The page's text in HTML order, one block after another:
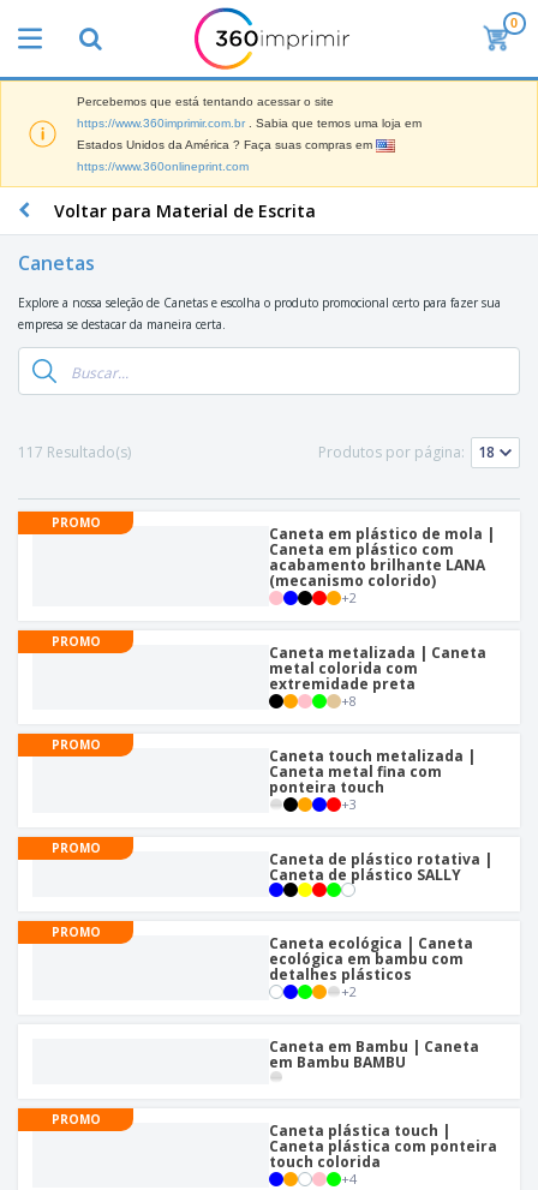
0
Percebemos que está tentando acessar o site
https://www.360imprimir.com.br
. Sabia que temos uma loja em
Estados Unidos da América ? Faça suas compras em
https://www.360onlineprint.com
Voltar para Material de Escrita
Canetas
Explore a nossa seleção de Canetas e escolha o produto promocional certo para fazer sua
empresa se destacar da maneira certa.
117 Resultado(s) Produtos por página:
PROMO
Caneta em plástico de mola |
Caneta em plástico com
acabamento brilhante LANA
(mecanismo colorido)
+2
PROMO
Caneta metalizada | Caneta
metal colorida com
extremidade preta
+8
PROMO
Caneta touch metalizada |
Caneta metal fina com
ponteira touch
+3
PROMO
Caneta de plástico rotativa |
Caneta de plástico SALLY
PROMO
Caneta ecológica | Caneta
ecológica em bambu com
detalhes plásticos
+2
Caneta em Bambu | Caneta
em Bambu BAMBU
PROMO
Caneta plástica touch |
Caneta plástica com ponteira
touch colorida
+4